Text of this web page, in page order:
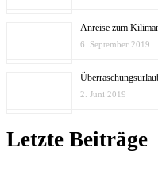
Anreise zum
6. September 2019
2. Juni 2019
Letzte Beiträge